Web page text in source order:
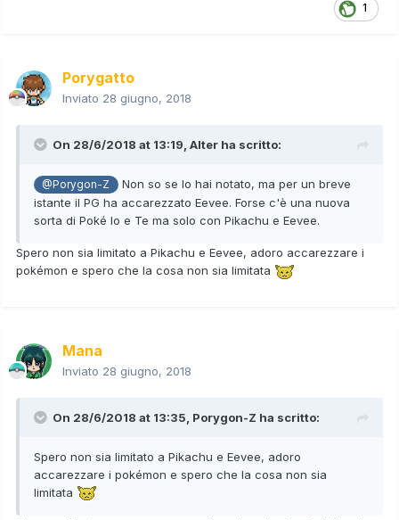
1
Porygatto
Inviato 28 giugno, 2018
On 28/6/2018 at 13:19, Alter ha scritto:
@Porygon-Z
Non so se lo hai notato, ma per un breve
istante il PG ha accarezzato Eevee. Forse c'è una nuova
sorta di Poké Io e Te ma solo con Pikachu e Eevee.
Spero non sia limitato a Pikachu e Eevee, adoro accarezzare i
pokémon e spero che la cosa non sia limitata
Mana
Inviato 28 giugno, 2018
On 28/6/2018 at 13:35, Porygon-Z ha scritto:
Spero non sia limitato a Pikachu e Eevee, adoro
accarezzare i pokémon e spero che la cosa non sia
limitata